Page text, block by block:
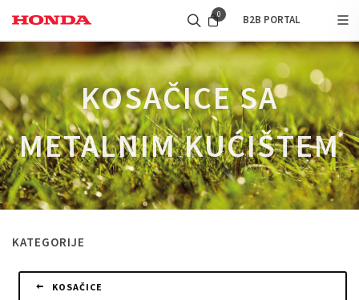
0 B2B PORTAL
KOSAČICE SA
METALNIM KUĆIŠTEM
KATEGORIJE
KOSAČICE